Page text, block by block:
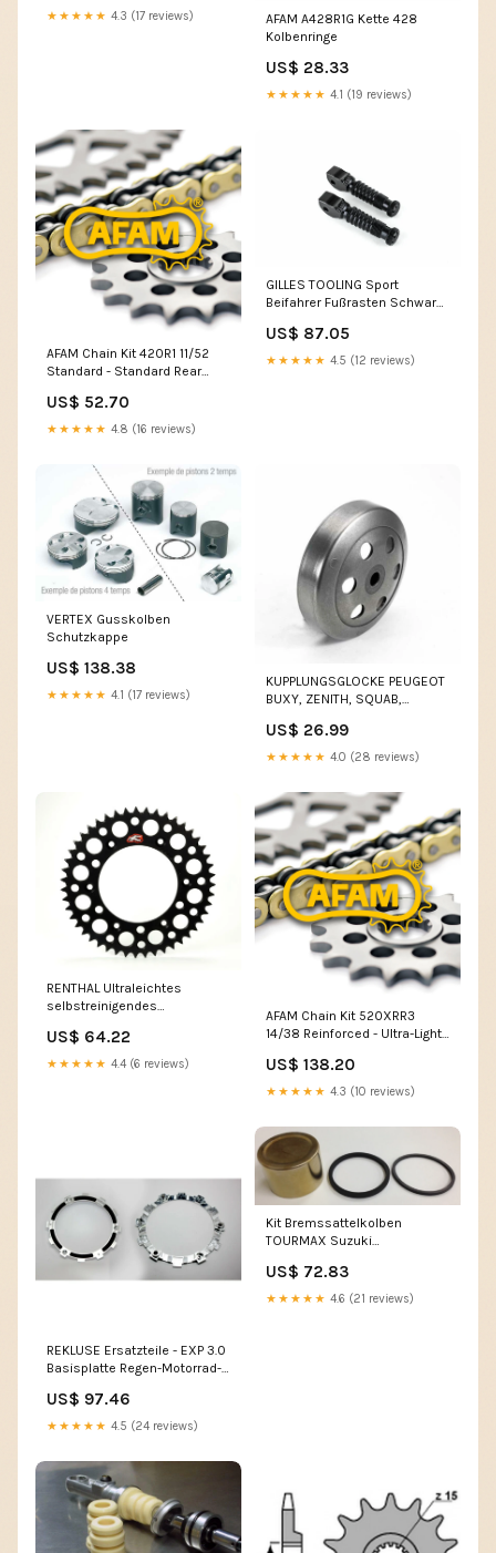
★★★★★ 4.3 (17 reviews)
AFAM A428R1G Kette 428
Kolbenringe
US$ 28.33
★★★★★ 4.1 (19 reviews)
AFAM Chain Kit 420R1 11/52
Standard - Standard Rear
US$ 52.70
★★★★★ 4.8 (16 reviews)
GILLES TOOLING Sport
Beifahrer Fußrasten Schwarz
Hauptbremszylinderdeckel
US$ 87.05
★★★★★ 4.5 (12 reviews)
VERTEX Gusskolben
Schutzkappe
US$ 138.38
★★★★★ 4.1 (17 reviews)
KUPPLUNGSGLOCKE PEUGEOT
BUXY, ZENITH, SQUAB,
SKY, X8R Zigarettenanzünder
US$ 26.99
★★★★★ 4.0 (28 reviews)
RENTHAL Ultraleichtes
selbstreinigendes
520 E-Bike Teile
US$ 64.22
★★★★★ 4.4 (6 reviews)
AFAM Chain Kit 520XRR3
14/38 Reinforced - Ultra-Light
Motorradlifte
US$ 138.20
★★★★★ 4.3 (10 reviews)
REKLUSE Ersatzteile - EXP 3.0
Basisplatte Regen-Motorrad-
US$ 97.46
★★★★★ 4.5 (24 reviews)
Kit Bremssattelkolben
TOURMAX Suzuki
US$ 72.83
★★★★★ 4.6 (21 reviews)